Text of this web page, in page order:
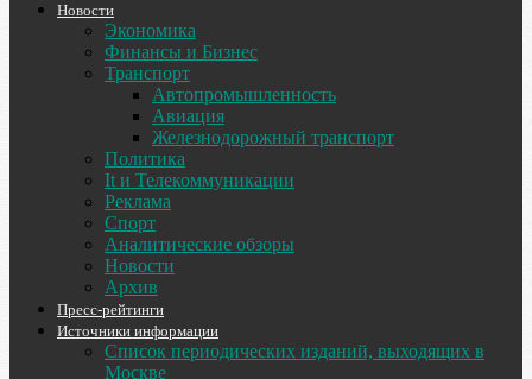
Новости
Экономика
Финансы и Бизнес
Транспорт
Автопромышленность
Авиация
Железнодорожный транспорт
Политика
It и Телекоммуникации
Реклама
Спорт
Аналитические обзоры
Новости
Архив
Пресс-рейтинги
Источники информации
Список периодических изданий, выходящих в
Москве